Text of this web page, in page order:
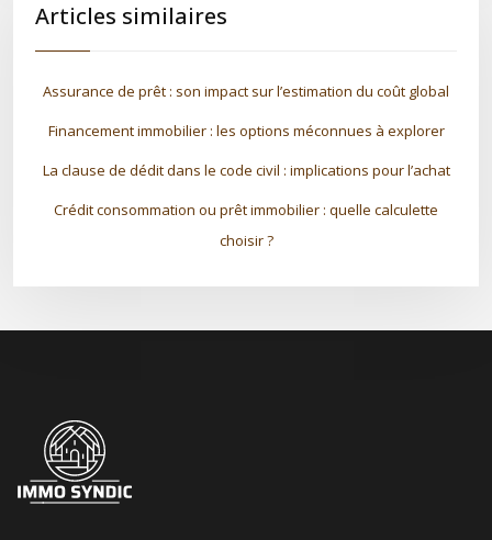
Articles similaires
Assurance de prêt : son impact sur l’estimation du coût global
Financement immobilier : les options méconnues à explorer
La clause de dédit dans le code civil : implications pour l’achat
Crédit consommation ou prêt immobilier : quelle calculette
choisir ?